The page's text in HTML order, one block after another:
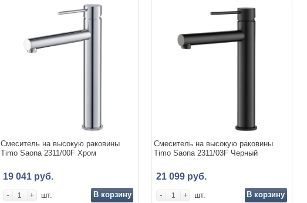
Смеситель на высокую раковины
Timo Saona 2311/00F Хром
19 041 руб.
- + шт. В корзину
Смеситель на высокую раковины
Timo Saona 2311/03F Черный
21 099 руб.
- + шт. В корзину